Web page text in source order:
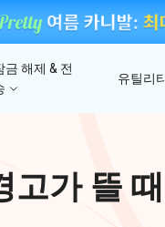
아이폰/아이패드 데이터 복
iTunes/iCloud 백업 복구
금 해제 & 전
안드로이드 아이폰 간에
전송
유틸리
백업 암호 잠금 풀기
고가 뜰